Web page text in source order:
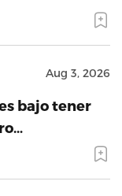
Aug 3, 2026
bajo tener